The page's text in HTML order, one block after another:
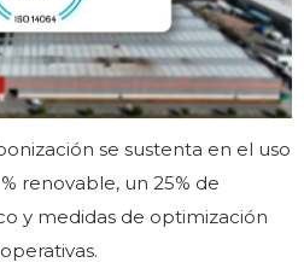
se sustenta en el uso
renovable, un 25% de
y medidas de optimización